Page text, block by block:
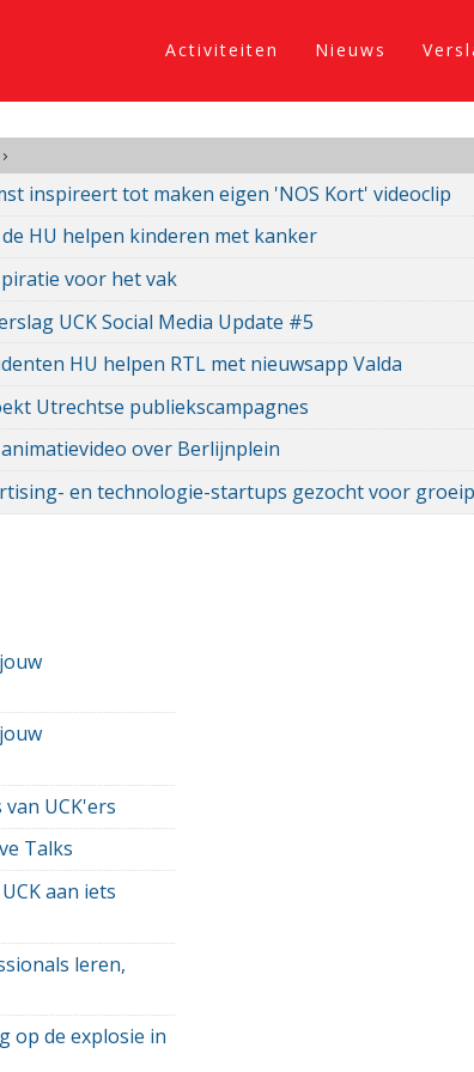
Activiteiten Nieuws
inspireert tot maken eigen 'NOS Kort' videoclip
HU helpen kinderen met kanker
voor het vak
UCK Social Media Update #5
HU helpen RTL met nieuwsapp Valda
Utrechtse publiekscampagnes
over Berlijnplein
en technologie-startups gezocht voor
UCK'ers
Talks
aan iets
leren,
op de explosie in